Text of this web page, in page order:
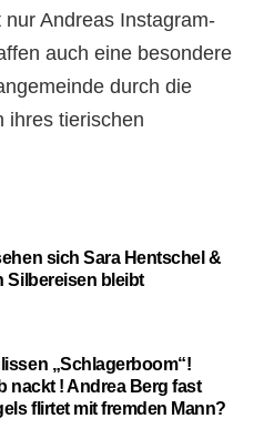
Andreas Instagram-
auch eine besondere
durch die
ihres tierischen
sich Sara Hentschel &
Silbereisen bleibt
„Schlagerboom“!
nackt ! Andrea Berg fast
flirtet mit fremden Mann?